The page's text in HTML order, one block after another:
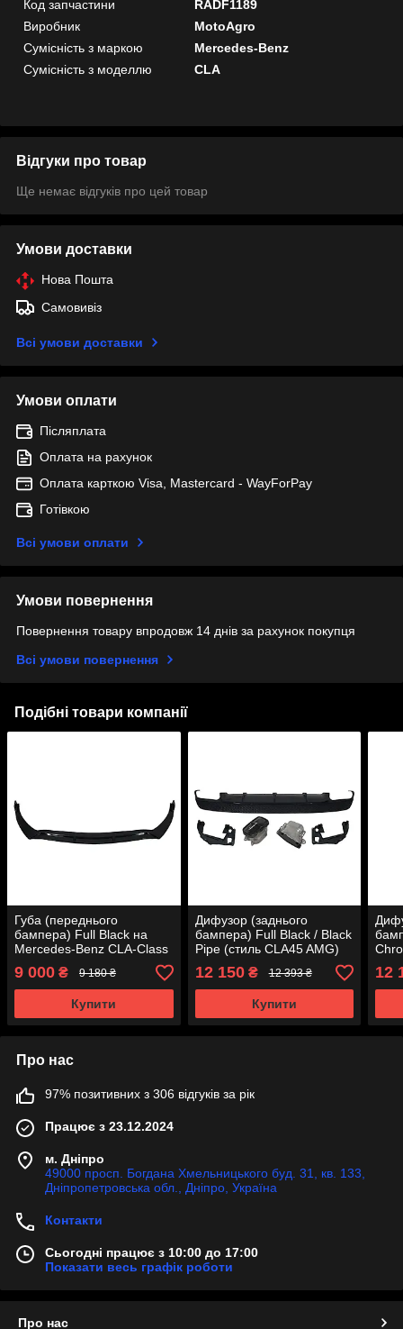
Код запчастини
RADF1189
Виробник
MotoAgro
Сумісність з маркою
Mercedes-Benz
Сумісність з моделлю
CLA
Відгуки про товар
Ще немає відгуків про цей товар
Умови доставки
Нова Пошта
Самовивіз
Всі умови доставки
Умови оплати
Післяплата
Оплата на рахунок
Оплата карткою Visa, Mastercard - WayForPay
Готівкою
Всі умови оплати
Умови повернення
Повернення товару впродовж 14 днів за рахунок покупця
Всі умови повернення
Подібні товари компанії
Губа (переднього
бампера) Full Black на
Mercedes-Benz CLA-Class
C118 2019-2022 року
9 000 ₴ 9 180 ₴
Купити
Дифузор (заднього
бампера) Full Black / Black
Pipe (стиль CLA45 AMG)
на Mercedes-Benz CLA-
Class C117 2013-2017
року
12 150₴ 12 393 ₴
Купити
12
Про нас
97% позитивних з 306 відгуків за рік
Працює з 23.12.2024
м. Дніпро
49000 просп. Богдана Хмельницького буд. 31, кв. 133,
Дніпропетровська обл., Дніпро, Україна
Контакти
Сьогодні працює з 10:00 до 17:00
Показати весь графік роботи
Про нас